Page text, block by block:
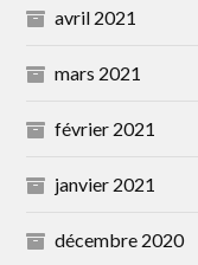
avril 2021
mars 2021
février 2021
janvier 2021
décembre 2020